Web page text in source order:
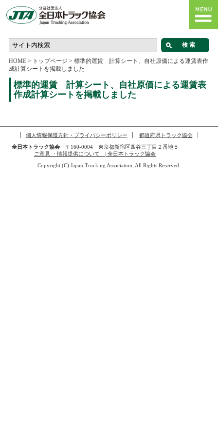
HOME> トップページ > 標準的運賃 計算シート、自社原価による運賃表作
成計算シートを掲載しました
標準的運賃 計算シート、自社原価による運賃表
作成計算シートを掲載しました
個人情報保護方針・プライバシーポリシー
都道府県トラック協会
全日本トラック協会〒160-0004 東京都新宿区四谷三丁目２番地５
ご意見 ・情報提供について | 全日本トラック協会
Copyright (C) Japan Trucking Association, All Rights Reserved.